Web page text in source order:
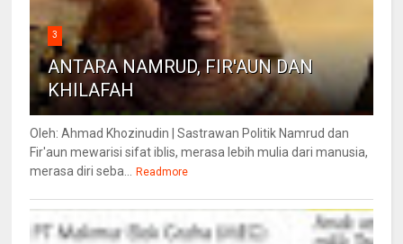
3
ANTARA NAMRUD, FIR'AUN DAN
KHILAFAH
Oleh: Ahmad Khozinudin | Sastrawan Politik Namrud dan
Fir'aun mewarisi sifat iblis, merasa lebih mulia dari manusia,
merasa diri seba... Readmore